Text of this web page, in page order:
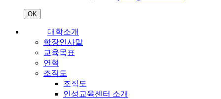
OK
대학소개
학장인사말
교육목표
연혁
조직도
조직도
인성교육센터 소개